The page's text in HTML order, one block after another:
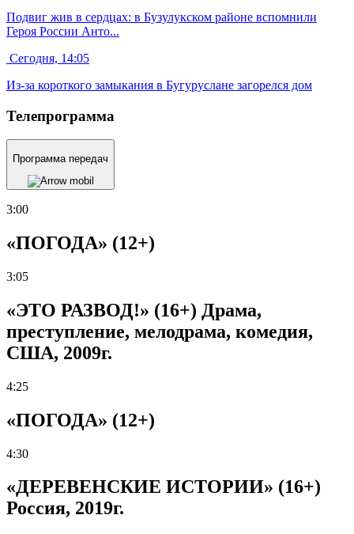
Подвиг жив в сердцах: в Бузулукском районе вспомнили
Героя России Анто...
Сегодня, 14:05
Из-за короткого замыкания в Бугуруслане загорелся дом
Телепрограмма
Программа передач
3:00
«ПОГОДА» (12+)
3:05
«ЭТО РАЗВОД!» (16+) Драма,
преступление, мелодрама, комедия,
США, 2009г.
4:25
«ПОГОДА» (12+)
4:30
«ДЕРЕВЕНСКИЕ ИСТОРИИ» (16+)
Россия, 2019г.